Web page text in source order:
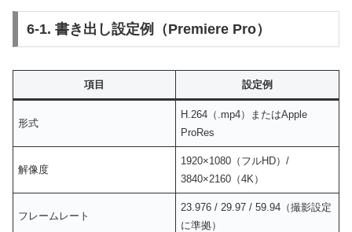
6-1. 書き出し設定例（Premiere Pro）
項目 設定例
形式
H.264（.mp4）またはApple
ProRes
解像度
1920×1080（フルHD）/
3840×2160（4K）
フレームレート
23.976 / 29.97 / 59.94（撮影設定
に準拠）